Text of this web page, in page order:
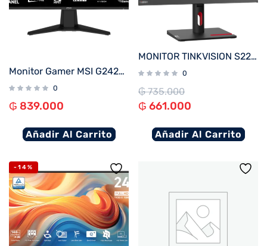
Monitor Gamer MSI G242L-E14 23.8″ IPS FHD 144Hz 1ms FreeSync
0
₲ 839.000
Añadir Al Carrito
MONITOR TINKVISION S22i-30
0
₲735.000
₲ 661.000
Añadir Al Carrito
-14%